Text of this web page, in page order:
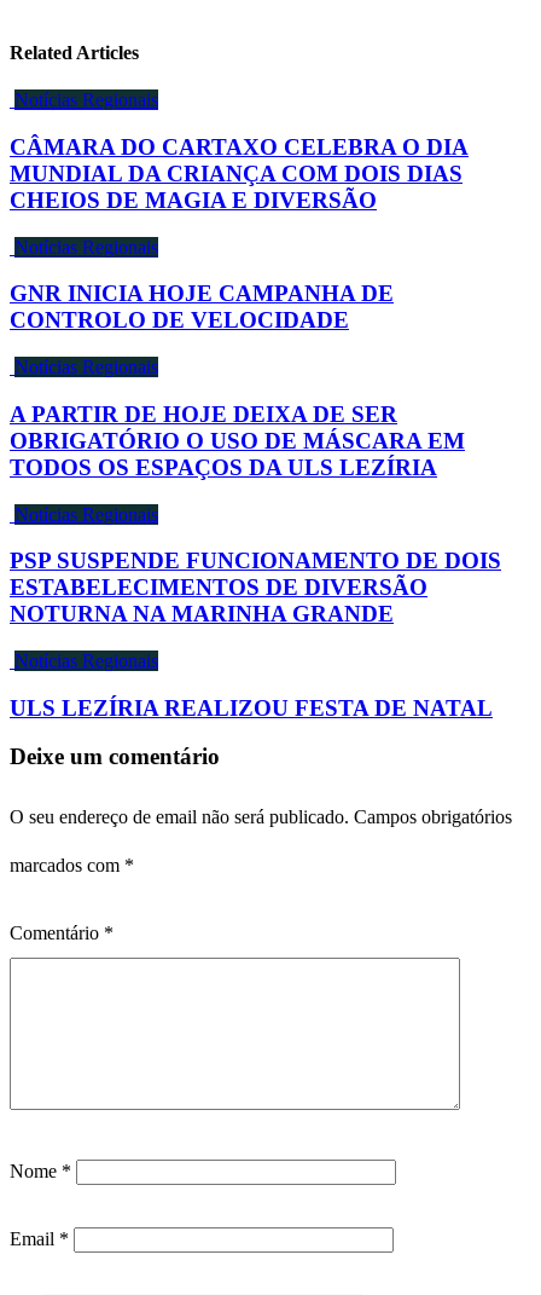
Related Articles
Notícias Regionais
CÂMARA DO CARTAXO CELEBRA O DIA
MUNDIAL DA CRIANÇA COM DOIS DIAS
CHEIOS DE MAGIA E DIVERSÃO
Notícias Regionais
GNR INICIA HOJE CAMPANHA DE
CONTROLO DE VELOCIDADE
Notícias Regionais
A PARTIR DE HOJE DEIXA DE SER
OBRIGATÓRIO O USO DE MÁSCARA EM
TODOS OS ESPAÇOS DA ULS LEZÍRIA
Notícias Regionais
PSP SUSPENDE FUNCIONAMENTO DE DOIS
ESTABELECIMENTOS DE DIVERSÃO
NOTURNA NA MARINHA GRANDE
Notícias Regionais
ULS LEZÍRIA REALIZOU FESTA DE NATAL
Deixe um comentário
O seu endereço de email não será publicado. Campos obrigatórios
marcados com *
Comentário *
Nome *
Email *